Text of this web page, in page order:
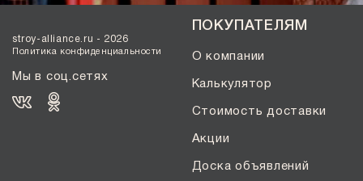
stroy-alliance.ru - 2026
Политика конфиденциальности
Мы в соц.сетях
ПОКУПАТЕЛЯМ
О компании
Калькулятор
Стоимость доставки
Акции
Доска объявлений